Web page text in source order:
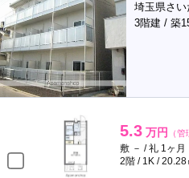
埼玉県さ
3階建 / 築
5.3 万円 （
敷 － / 礼 1ヶ月
2階 / 1K / 20.28